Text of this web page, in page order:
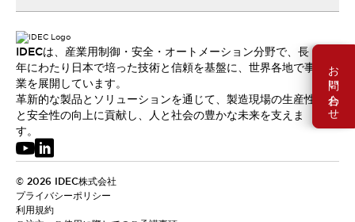
お問い合わせ
IDECは、産業用制御・安全・オートメーション分野で、長
年にわたり日本で培った技術と信頼を基盤に、世界各地で事
業を展開しています。
革新的な製品とソリューションを通じて、製造現場の生産性
と安全性の向上に貢献し、人と社会の豊かな未来を支えま
す。
© 2026 IDEC株式会社
プライバシーポリシー
利用規約